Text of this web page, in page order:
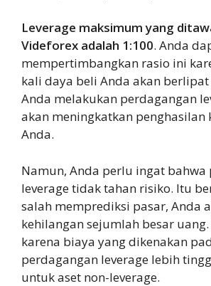
Leverage maksimum yang
Videforex adalah 1:100. Anda
mempertimbangkan rasio ini
kali daya beli Anda akan berlipat
Anda melakukan perdagangan
akan meningkatkan penghasilan
Anda.
Namun, Anda perlu ingat bahwa
leverage tidak tahan risiko. Itu
salah memprediksi pasar, Anda
kehilangan sejumlah besar
karena biaya yang dikenakan
perdagangan leverage lebih
untuk aset non-leverage.